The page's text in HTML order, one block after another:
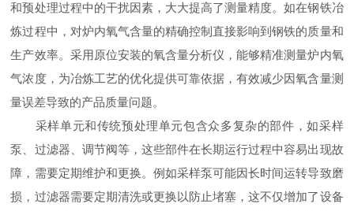
和预处理过程中的干扰因素，大大提高了测量精度。如在钢铁冶
炼过程中，对炉内氧气含量的精确控制直接影响到钢铁的质量和
生产效率。采用原位安装的氧含量分析仪，能够精准测量炉内氧
气浓度，为冶炼工艺的优化提供可靠依据，有效减少因氧含量测
量误差导致的产品质量问题。
采样单元和传统预处理单元包含众多复杂的部件，如采样
泵、过滤器、调节阀等，这些部件在长期运行过程中容易出现故
障，需要定期维护和更换。例如采样泵可能因长时间运转导致磨
损，过滤器需要定期清洗或更换以防止堵塞，这不仅增加了设备